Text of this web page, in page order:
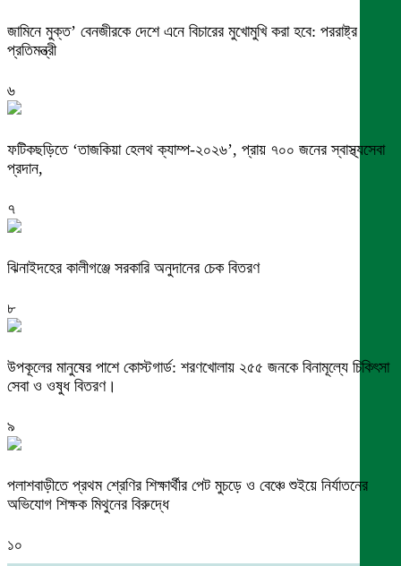
জামিনে মুক্ত’ বেনজীরকে দেশে এনে বিচারের মুখোমুখি করা হবে: পররাষ্ট্র
প্রতিমন্ত্রী
৬
ফটিকছড়িতে ‘তাজকিয়া হেলথ ক্যাম্প-২০২৬’, প্রায় ৭০০ জনের স্বাস্থ্যসেবা
প্রদান,
৭
ঝিনাইদহের কালীগঞ্জে সরকারি অনুদানের চেক বিতরণ
৮
উপকূলের মানুষের পাশে কোস্টগার্ড: শরণখোলায় ২৫৫ জনকে বিনামূল্যে চিকিৎসা
সেবা ও ওষুধ বিতরণ।
৯
পলাশবাড়ীতে প্রথম শ্রেণির শিক্ষার্থীর পেট মুচড়ে ও বেঞ্চে শুইয়ে নির্যাতনের
অভিযোগ শিক্ষক মিথুনের বিরুদ্ধে
১০